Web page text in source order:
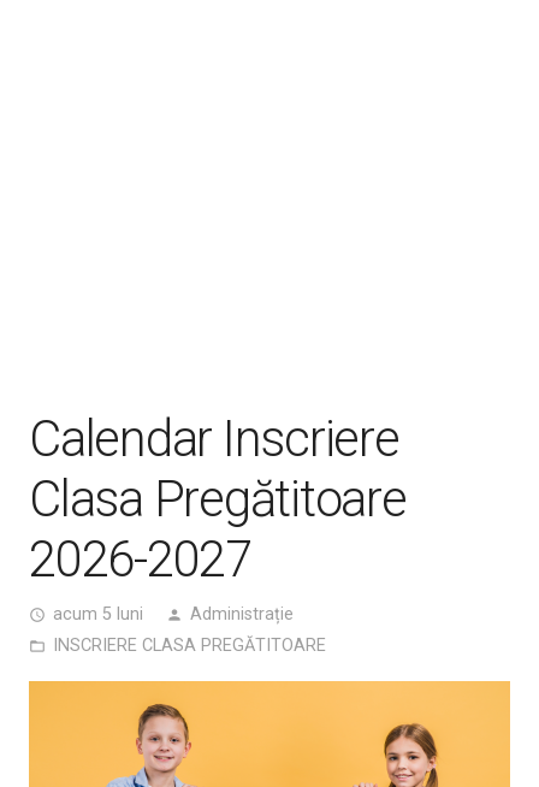
Calendar Inscriere
Clasa Pregătitoare
2026-2027
access_time acum 5 luni person Administrație
folder_open INSCRIERE CLASA PREGĂTITOARE